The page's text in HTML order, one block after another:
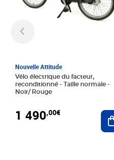
Nouvelle Attitude
Vélo électrique du facteur,
reconditionné - Taille normale -
Noir/ Rouge
1 490,00€